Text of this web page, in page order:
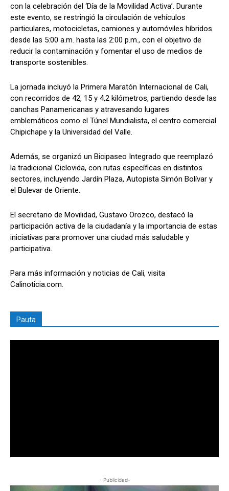
con la celebración del ‘Día de la Movilidad Activa’. Durante
este evento, se restringió la circulación de vehículos
particulares, motocicletas, camiones y automóviles híbridos
desde las 5:00 a.m. hasta las 2:00 p.m., con el objetivo de
reducir la contaminación y fomentar el uso de medios de
transporte sostenibles.
La jornada incluyó la Primera Maratón Internacional de Cali,
con recorridos de 42, 15 y 4,2 kilómetros, partiendo desde las
canchas Panamericanas y atravesando lugares
emblemáticos como el Túnel Mundialista, el centro comercial
Chipichape y la Universidad del Valle.
Además, se organizó un Bicipaseo Integrado que reemplazó
la tradicional Ciclovida, con rutas específicas en distintos
sectores, incluyendo Jardín Plaza, Autopista Simón Bolívar y
el Bulevar de Oriente.
El secretario de Movilidad, Gustavo Orozco, destacó la
participación activa de la ciudadanía y la importancia de estas
iniciativas para promover una ciudad más saludable y
participativa.
Para más información y noticias de Cali, visita
Calinoticia.com.
Pauta
- Publicidad-